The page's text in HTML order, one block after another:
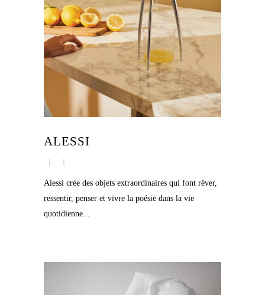
ALESSI
Alessi crée des objets extraordinaires qui font rêver,
ressentir, penser et vivre la poésie dans la vie
quotidienne...